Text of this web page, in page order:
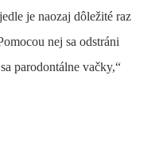
je naozaj dôležité raz
nej sa odstráni
parodontálne vačky,“